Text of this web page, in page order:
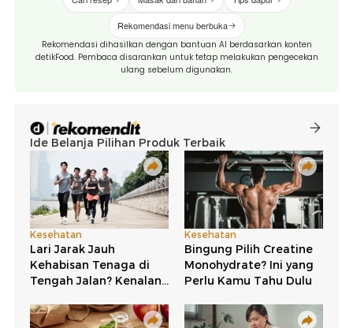
Rekomendasi menu berbuka
Rekomendasi dihasilkan dengan bantuan AI berdasarkan konten
detikFood. Pembaca disarankan untuk tetap melakukan pengecekan
ulang sebelum digunakan.